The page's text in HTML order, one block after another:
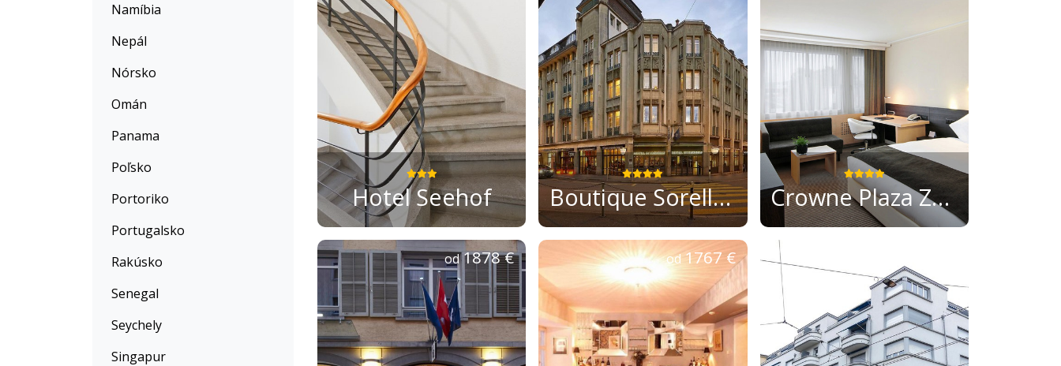
Namíbia
Nepál
Nórsko
Omán
Panama
Poľsko
Portoriko
Portugalsko
Rakúsko
Senegal
Seychely
Singapur
Hotel Seehof Boutique Sorell - Hotel Seidenhof Crowne Plaza Zurich
od1878 € od1767 €